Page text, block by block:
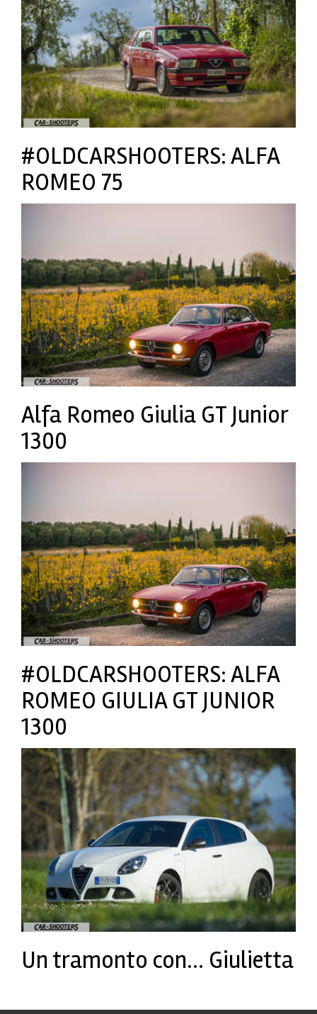
#OLDCARSHOOTERS: ALFA
ROMEO 75
Alfa Romeo Giulia GT Junior
1300
#OLDCARSHOOTERS: ALFA
ROMEO GIULIA GT JUNIOR
1300
Un tramonto con… Giulietta